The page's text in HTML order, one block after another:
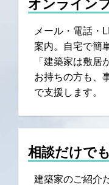
オンライン
メール・電話・
案内。自宅で簡
「建築家は敷居
お持ちの方も、
で支援します。
相談だけで
建築家のご紹介